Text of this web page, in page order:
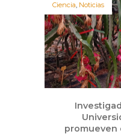
Ciencia, Noticias
promueven